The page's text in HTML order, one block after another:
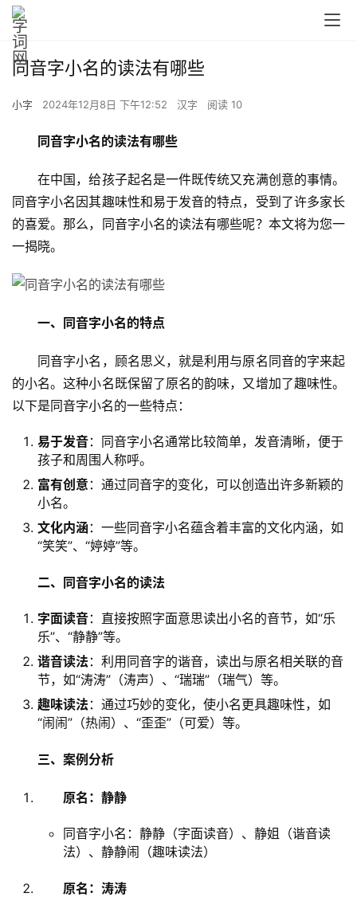
同音字小名的读法有哪些
小字 2024年12月8日 下午12:52 汉字 阅读 10
同音字小名的读法有哪些
在中国，给孩子起名是一件既传统又充满创意的事情。
同音字小名因其趣味性和易于发音的特点，受到了许多家长
的喜爱。那么，同音字小名的读法有哪些呢？本文将为您一
一揭晓。
一、同音字小名的特点
同音字小名，顾名思义，就是利用与原名同音的字来起
的小名。这种小名既保留了原名的韵味，又增加了趣味性。
以下是同音字小名的一些特点：
易于发音：同音字小名通常比较简单，发音清晰，便于
孩子和周围人称呼。
富有创意 ：通过同音字的变化，可以创造出许多新颖的
小名。
文化内涵 ：一些同音字小名蕴含着丰富的文化内涵，如
“笑笑”、“婷婷”等。
二、同音字小名的读法
字面读音：直接按照字面意思读出小名的音节，如“乐
乐”、“静静”等。
谐音读法 ：利用同音字的谐音，读出与原名相关联的音
节，如“涛涛”（涛声）、“瑞瑞”（瑞气）等。
趣味读法 ：通过巧妙的变化，使小名更具趣味性，如
“闹闹”（热闹）、“歪歪”（可爱）等。
三、案例分析
原名：静静
同音字小名：静静（字面读音）、静姐（谐音读
法）、静静闹（趣味读法）
原名：涛涛